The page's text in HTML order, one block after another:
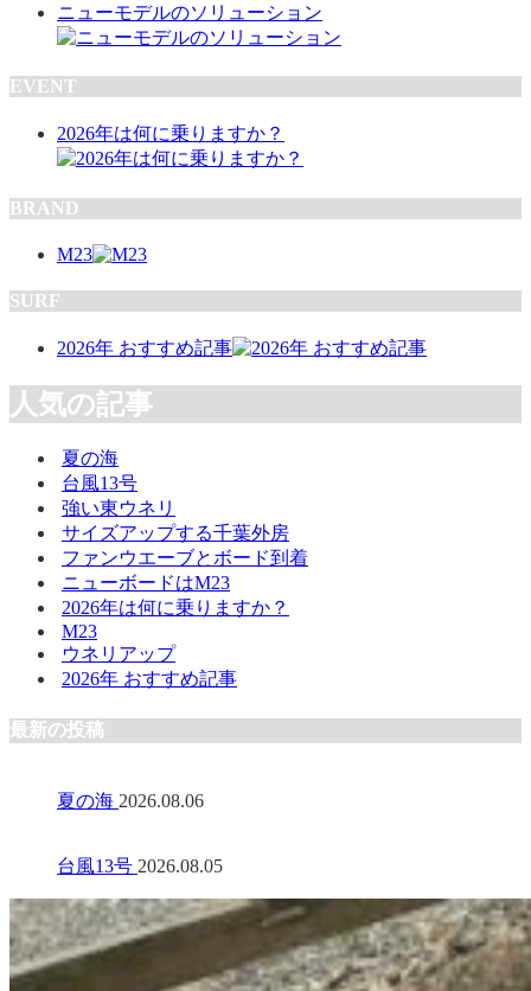
ニューモデルのソリューション
EVENT
2026年は何に乗りますか？
BRAND
M23
SURF
2026年 おすすめ記事
人気の記事
夏の海
台風13号
強い東ウネリ
サイズアップする千葉外房
ファンウエーブとボード到着
ニューボードはM23
2026年は何に乗りますか？
M23
ウネリアップ
2026年 おすすめ記事
最新の投稿
夏の海 2026.08.06
台風13号 2026.08.05